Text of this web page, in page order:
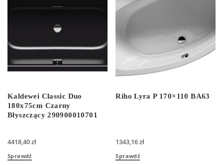
Kaldewei Classic Duo
180x75cm Czarny
Błyszczący 290900010701
4418,40zł
Sprawdź
Riho Lyra P 170×110 BA63
1343,16zł
Sprawdź